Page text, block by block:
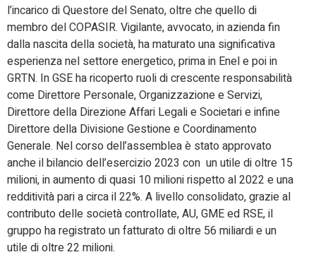
l’incarico di Questore del Senato, oltre che quello di
membro del COPASIR. Vigilante, avvocato, in azienda fin
dalla nascita della società, ha maturato una significativa
esperienza nel settore energetico, prima in Enel e poi in
GRTN. In GSE ha ricoperto ruoli di crescente responsabilità
come Direttore Personale, Organizzazione e Servizi,
Direttore della Direzione Affari Legali e Societari e infine
Direttore della Divisione Gestione e Coordinamento
Generale. Nel corso dell’assemblea è stato approvato
anche il bilancio dell’esercizio 2023 con un utile di oltre 15
milioni, in aumento di quasi 10 milioni rispetto al 2022 e una
redditività pari a circa il 22%. A livello consolidato, grazie al
contributo delle società controllate, AU, GME ed RSE, il
gruppo ha registrato un fatturato di oltre 56 miliardi e un
utile di oltre 22 milioni.